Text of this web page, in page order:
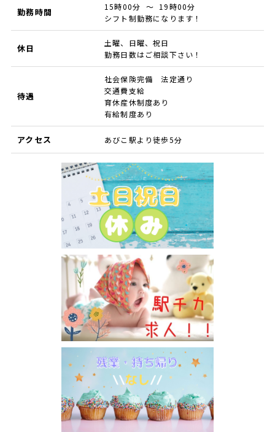
勤務時間
15時00分 ～ 19時00分
シフト制勤務になります！
休日
土曜、日曜、祝日
勤務日数はご相談下さい！
待遇
社会保険完備 法定通り
交通費支給
育休産休制度あり
有給制度あり
アクセス あびこ駅より徒歩5分